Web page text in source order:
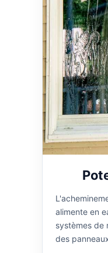
alimente en
systèmes de
des